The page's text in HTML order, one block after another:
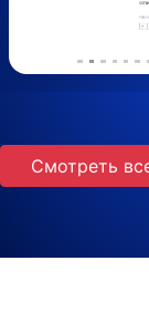
Смотреть